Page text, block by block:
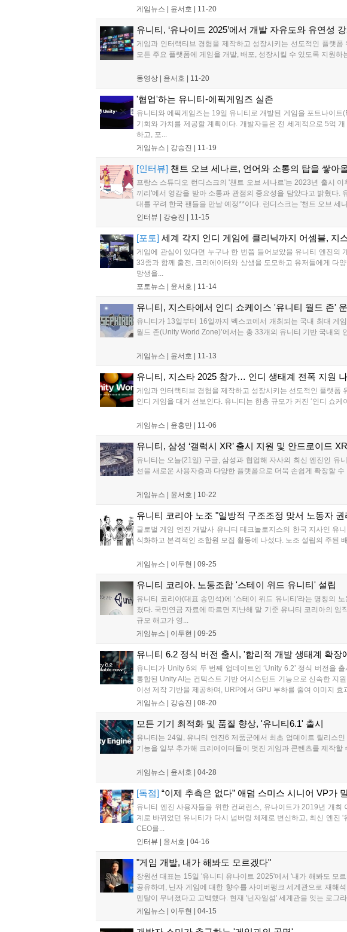
게임뉴스 | 윤서호 11-20
유니티, ‘유나이트 2025’에서 개발 자유도와 유연성
게임과 인터랙티브 경험을 제작하고 성장시키는 선도적인 플랫
모든 주요 플랫폼에 게임을 개발, 배포, 성장시킬 수 있도록 지원
동영상 | 윤서호 11-20
'협업'하는 유니티-에픽게임즈 실존
유니티와 에픽게임즈는 19일 유니티로 개발된 게임을 포트나이
기회와 가치를 제공할 계획이다. 개발자들은 전 세계적으로 5억
하고, 포...
게임뉴스 | 강승진 11-19
[인터뷰] 챈트 오브 세나르, 언어와 소통의 탑을 쌓아
프랑스 스튜디오 런디스크의 '챈트 오브 세나르'는 2023년 출시
끼리'에서 영감을 받아 소통과 관점의 중요성을 담았다고 밝혔다
대를 꾸려 한국 팬들을 만날 예정**이다. 런디스크는 '챈트 오브 세
은 아니지만 비슷한 세계관을 공유할 것이라고 전했다....
인터뷰 | 강승진 11-15
[포토] 세계 각지 인디 게임에 클리닉까지 어셈블, 지
게임에 관심이 있다면 누구나 한 번쯤 들어보았을 유니티 엔진의
33종과 함께 출전, 크리에이터와 상생을 도모하고 유저들에게 다
망생을...
포토뉴스 | 윤서호 11-14
유니티, 지스타에서 인디 쇼케이스 '유니티 월드 존'
유니티가 13일부터 16일까지 벡스코에서 개최되는 국내 최대 게
월드 존(Unity World Zone)’에서는 총 33개의 유니티 기반 국내외
게임뉴스 | 윤서호 11-13
유니티, 지스타 2025 참가… 인디 생태계 전폭 지원
게임과 인터랙티브 경험을 제작하고 성장시키는 선도적인 플랫폼
인디 게임을 대거 선보인다. 유니티는 한층 규모가 커진 ‘인디 쇼
게임뉴스 | 윤홍만 11-06
유니티, 삼성 ‘갤럭시 XR’ 출시 지원 및 안드로이드
유니티는 오늘(21일) 구글, 삼성과 협업해 자사의 최신 엔진인 유
션을 새로운 사용자층과 다양한 플랫폼으로 더욱 손쉽게 확장할
게임뉴스 | 윤서호 10-22
유니티 코리아 노조 "일방적 구조조정 맞서 노동자 권
글로벌 게임 엔진 개발사 유니티 테크놀로지스의 한국 지사인 유
식화하고 본격적인 조합원 모집 활동에 나섰다. 노조 설립의 주된
게임뉴스 | 이두현 09-25
유니티 코리아, 노동조합 '스테이 위드 유니티' 설립
유니티 코리아(대표 송민석)에 '스테이 위드 유니티'라는 명칭의
졌다. 국민연금 자료에 따르면 지난해 말 기준 유니티 코리아의
규모 해고가 영...
게임뉴스 | 이두현 09-25
유니티 6.2 정식 버전 출시, '합리적 개발 생태계 확장
유니티가 Unity 6의 두 번째 업데이트인 ‘Unity 6.2’ 정식 버전을
통합된 Unity AI는 컨텍스트 기반 어시스턴트 기능으로 신속한 지
이션 제작 기반을 제공하며, URP에서 GPU 부하를 줄여 이미지 효
게임뉴스 | 강승진 08-20
모든 기기 최적화 및 품질 향상, '유니티6.1' 출시
유니티는 24일, 유니티 엔진6 제품군에서 최초 업데이트 릴리스
기능을 일부 추가해 크리에이터들이 멋진 게임과 콘텐츠를 제작
게임뉴스 | 윤서호 04-28
[독점] “이제 추측은 없다” 애덤 스미스 시니어 VP가
유니티 엔진 사용자들을 위한 컨퍼런스, 유나이트가 2019년 개
계로 바뀌었던 유니티가 다시 넘버링 체제로 변신하고, 최신 엔진
CEO를...
인터뷰 | 윤서호 04-16
"게임 개발, 내가 해봐도 모르겠다"
장원선 대표는 15일 '유니티 유나이트 2025'에서 '내가 해봐도 모
공유하며, 닌자 게임에 대한 향수를 사이버펑크 세계관으로 재해
멘탈이 무너졌다고 고백했다. 현재 '닌자일섬' 세계관을 잇는 로그
게임뉴스 | 이두현 04-15